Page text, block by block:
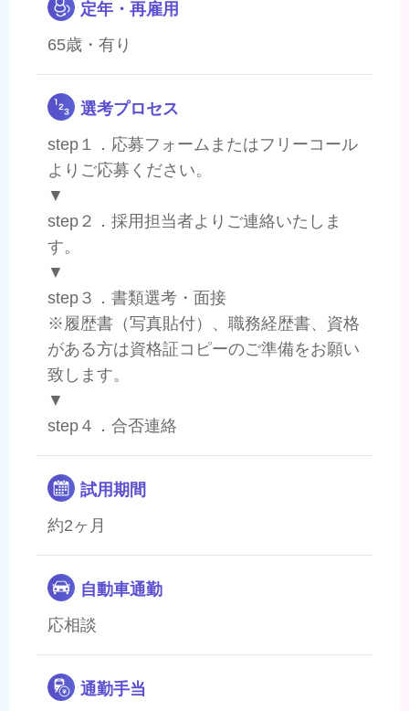
定年・再雇用
65歳・有り
選考プロセス
step１．応募フォームまたはフリーコール
よりご応募ください。
▼
step２．採用担当者よりご連絡いたしま
す。
▼
step３．書類選考・面接
※履歴書（写真貼付）、職務経歴書、資格
がある方は資格証コピーのご準備をお願い
致します。
▼
step４．合否連絡
試用期間
約2ヶ月
自動車通勤
応相談
通勤手当